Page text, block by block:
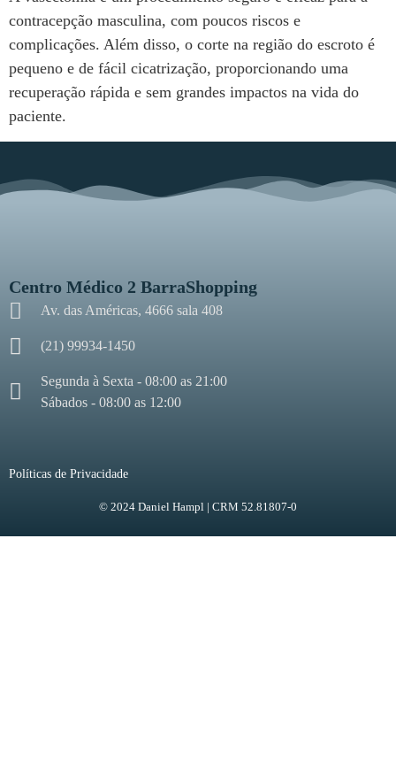
contracepção masculina, com poucos riscos e
complicações. Além disso, o corte na região do escroto é
pequeno e de fácil cicatrização, proporcionando uma
recuperação rápida e sem grandes impactos na vida do
paciente.
Centro Médico 2 BarraShopping
Av. das Américas, 4666 sala 408
(21) 99934-1450
Segunda à Sexta - 08:00 as 21:00
Sábados - 08:00 as 12:00
Políticas de Privacidade
© 2024 Daniel Hampl | CRM 52.81807-0